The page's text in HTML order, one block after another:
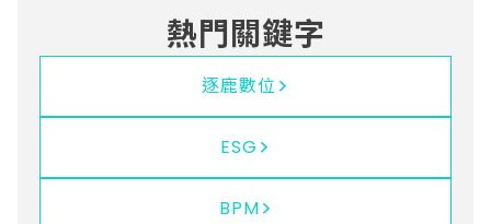
熱門關鍵字
逐鹿數位
ESG
BPM